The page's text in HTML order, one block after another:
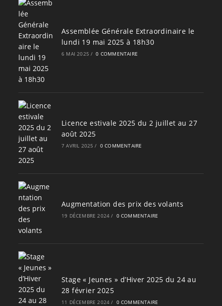
Assemblée Générale Extraordinaire le
lundi 19 mai 2025 à 18h30
6 MAI 2025 / 0 COMMENTAIRE
Licence estivale 2025 du 2 juillet au 27
août 2025
7 AVRIL 2025 / 0 COMMENTAIRE
Augmentation des prix des volants
19 DÉCEMBRE 2024 / 0 COMMENTAIRE
Stage « Jeunes » d’Hiver 2025 du 24 au
28 février 2025
11 DÉCEMBRE 2024 / 0 COMMENTAIRE